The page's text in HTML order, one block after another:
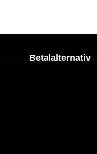
Betalalternativ